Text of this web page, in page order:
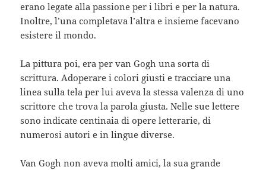
erano legate alla passione per i libri e per la natura.
Inoltre, l’una completava l’altra e insieme facevano
esistere il mondo.
La pittura poi, era per van Gogh una sorta di
scrittura. Adoperare i colori giusti e tracciare una
linea sulla tela per lui aveva la stessa valenza di uno
scrittore che trova la parola giusta. Nelle sue lettere
sono indicate centinaia di opere letterarie, di
numerosi autori e in lingue diverse.
Van Gogh non aveva molti amici, la sua grande